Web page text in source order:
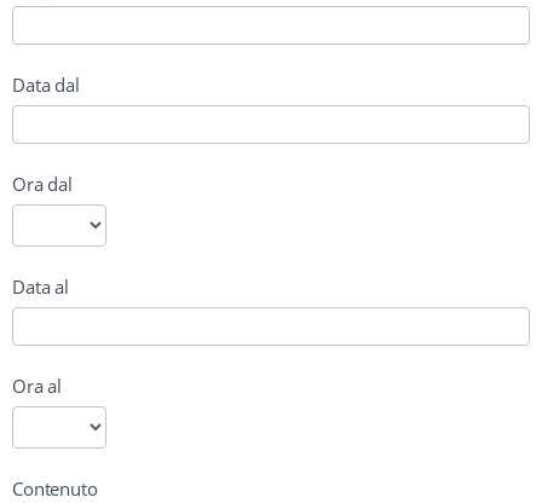
Data dal
Ora dal
Data al
Ora al
Contenuto